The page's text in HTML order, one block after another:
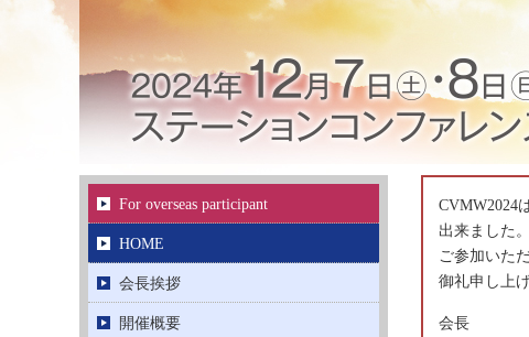
For overseas participant
HOME
会長挨拶
開催概要
CVMW2024
出来ました。
ご参加いた
御礼申し上
会長